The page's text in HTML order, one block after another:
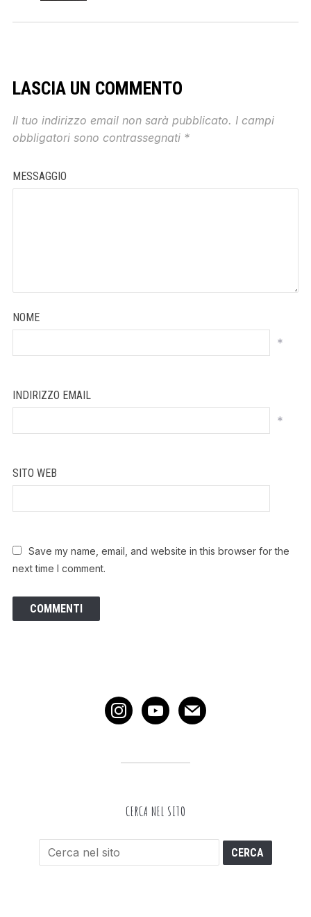
LASCIA UN COMMENTO
Il tuo indirizzo email non sarà pubblicato. I campi
obbligatori sono contrassegnati *
MESSAGGIO
NOME
*
INDIRIZZO EMAIL
*
SITO WEB
Save my name, email, and website in this browser for the
next time I comment.
instagramyoutubemail
CERCA NEL SITO